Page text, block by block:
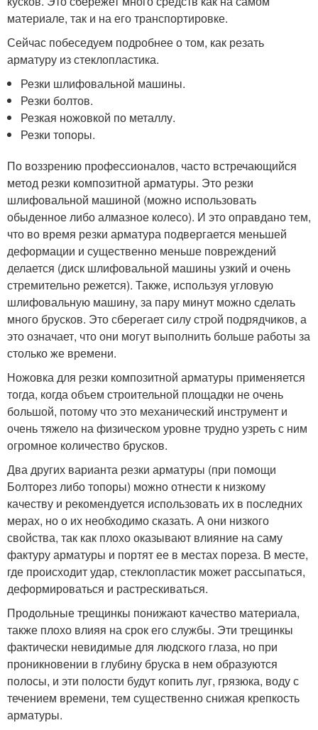
материале, так и на его транспортировке.
Сейчас побеседуем подробнее о том, как резать
арматуру из стеклопластика.
Резки шлифовальной машины.
Резки болтов.
Резкая ножовкой по металлу.
Резки топоры.
По воззрению профессионалов, часто встречающийся
метод резки композитной арматуры. Это резки
шлифовальной машиной (можно использовать
обыденное либо алмазное колесо). И это оправдано тем,
что во время резки арматура подвергается меньшей
деформации и существенно меньше повреждений
делается (диск шлифовальной машины узкий и очень
стремительно режется). Также, используя угловую
шлифовальную машину, за пару минут можно сделать
много брусков. Это сберегает силу строй подрядчиков, а
это означает, что они могут выполнить больше работы за
столько же времени.
Ножовка для резки композитной арматуры применяется
тогда, когда объем строительной площадки не очень
большой, потому что это механический инструмент и
очень тяжело на физическом уровне трудно узреть с ним
огромное количество брусков.
Два других варианта резки арматуры (при помощи
Болторез либо топоры) можно отнести к низкому
качеству и рекомендуется использовать их в последних
мерах, но о их необходимо сказать. А они низкого
свойства, так как плохо оказывают влияние на саму
фактуру арматуры и портят ее в местах пореза. В месте,
где происходит удар, стеклопластик может рассыпаться,
деформироваться и растрескиваться.
Продольные трещинкы понижают качество материала,
также плохо влияя на срок его службы. Эти трещинкы
фактически невидимые для людского глаза, но при
проникновении в глубину бруска в нем образуются
полосы, и эти полости будут копить луг, грязюка, воду с
течением времени, тем существенно снижая крепкость
арматуры.